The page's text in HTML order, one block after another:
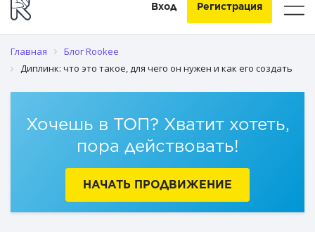
Вход Регистрация
Главная
Блог Rookee
Диплинк: что это такое, для чего он нужен и как его создать
Хочешь в ТОП? Хватит хотеть,
пора действовать!
НАЧАТЬ ПРОДВИЖЕНИЕ
Как самому сделать диплинк?